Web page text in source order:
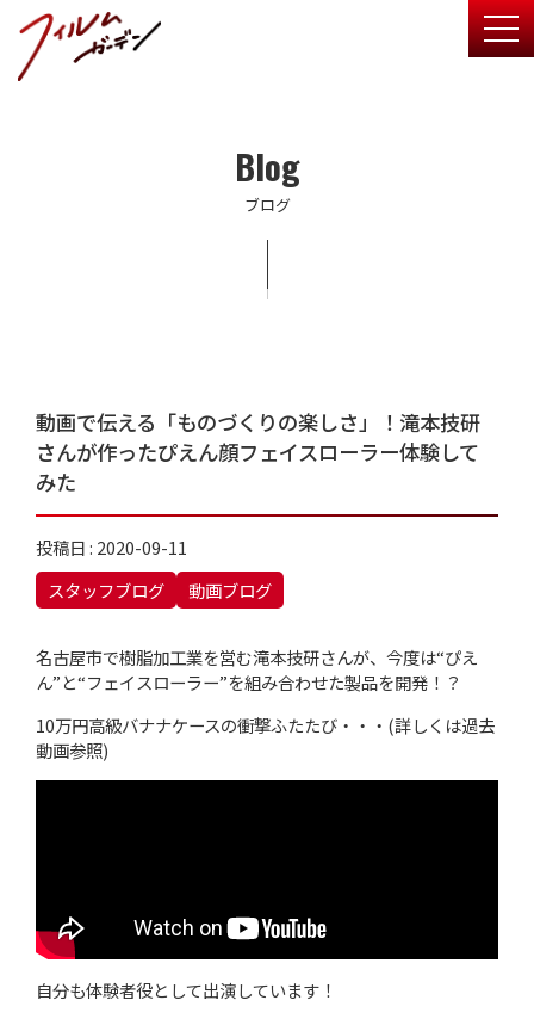
Blog
ブログ
動画で伝える「ものづくりの楽しさ」！滝本技研
さんが作ったぴえん顔フェイスローラー体験して
みた
投稿日 : 2020-09-11
スタッフブログ
動画ブログ
名古屋市で樹脂加工業を営む滝本技研さんが、今度は“ぴえ
ん”と“フェイスローラー”を組み合わせた製品を開発！？
10万円高級バナナケースの衝撃ふたたび・・・(詳しくは過去
動画参照)
自分も体験者役として出演しています！